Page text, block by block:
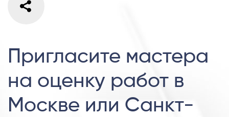
Пригласите мастера
на оценку работ в
Москве или Санкт-